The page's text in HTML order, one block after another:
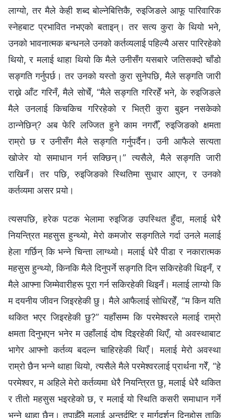
लाग्यो, तर मैले केही शब्द बोल्नेबित्तिकै, रुइजिङले आफू पारिवारिक
स्नेहबाट प्रभावित नभएको बताइन्। तर सत्य कुरा के थियो भने,
उनको भावनात्मक बन्धनले उनको कर्तव्यलाई पहिल्यै असर पारिरहेको
थियो, र मलाई थाहा थियो कि मैले उनीसँग यसबारे जतिसक्दो चाँडो
सङ्गति गर्नुपर्छ। तर उनको यस्तो कुरा सुनेपछि, मैले सङ्गति जारी
राख्ने आँट गरिनँ, मैले सोचेँ, “मैले सङ्गति गरिरहेँ भने, के रुइजिङले
मैले उनलाई किचकिच गरिरहेको र भित्री कुरा बुझ्न नसकेको
ठान्नेछिन्? अब फेरि लज्जित हुने काम नगरौँ, रुइजिङको क्षमता
राम्रो छ र उनीसँग मैले सङ्गति गर्नुपर्दैन। उनी आफैले सत्यता
खोजेर यो समाधान गर्न सक्छिन्।” त्यसैले, मैले सङ्गति जारी
राखिनँ। तर पछि, रुइजिङको स्थितिमा सुधार आएन, र उनको
कर्तव्यमा असर पर्‍यो।
त्यसपछि, हरेक पटक भेलामा रुइजिङ उपस्थित हुँदा, मलाई धेरै
नियन्त्रित महसुस हुन्थ्यो, मेरो कमजोर सङ्गतिले गर्दा उनले मलाई
हेला गर्छिन् कि भन्‍ने चिन्ता लाग्थ्यो। मलाई धेरै पीडा र नकारात्मक
महसुस हुन्थ्यो, किनकि मैले दिनुपर्ने सङ्गति दिन सकिरहेकी थिइनँ, र
मैले आफ्ना जिम्मेवारीहरू पूरा गर्न सकिरहेकी थिइनँ। मलाई लाग्यो कि
म दयनीय जीवन जिइरहेकी छु। मैले आफैलाई सोधिरहेँ, “म किन यति
थकित भएर जिइरहेकी छु?” यहाँसम्म कि परमेश्‍वरले मलाई राम्रो
क्षमता दिनुभएन भनेर म उहाँलाई दोष दिइरहेकी थिएँ, यो अवस्थाबाट
भागेर आफ्नो कर्तव्य बदल्न चाहिरहेकी थिएँ। मलाई मेरो अवस्था
राम्रो छैन भन्‍ने थाहा थियो, त्यसैले मैले परमेश्‍वरलाई प्रार्थना गरेँ, “हे
परमेश्‍वर, म अहिले मेरो कर्तव्यमा धेरै नियन्त्रित छु, मलाई धेरै थकित
र तीतो महसुस भइरहेको छ, र मलाई यो स्थिति कसरी समाधान गर्ने
भन्‍ने थाहा छैन। तपाईँले मलाई अन्तर्दृष्टि र मार्गदर्शन दिनुहोस् ताकि